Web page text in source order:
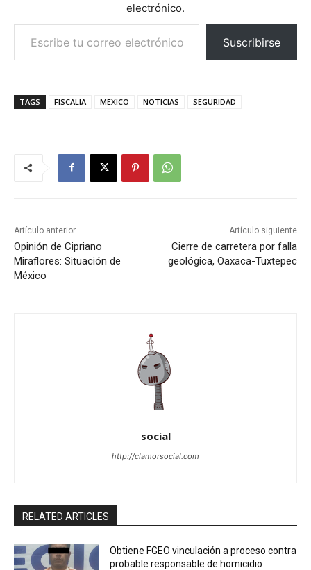
electrónico.
Escribe tu correo electrónico…
Suscribirse
TAGS FISCALIA MEXICO NOTICIAS SEGURIDAD
Artículo anterior
Opinión de Cipriano
Miraflores: Situación de
México
Artículo siguiente
Cierre de carretera por falla
geológica, Oaxaca-Tuxtepec
social
http://clamorsocial.com
RELATED ARTICLES
Obtiene FGEO vinculación a proceso contra
probable responsable de homicidio